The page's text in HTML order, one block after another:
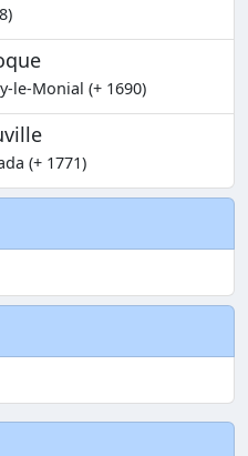
le-Monial (+ 1690)
(+ 1771)